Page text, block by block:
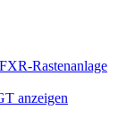
Rastenanlage
anzeigen